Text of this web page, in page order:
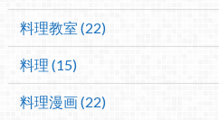
料理教室 (22)
料理 (15)
料理漫画 (22)